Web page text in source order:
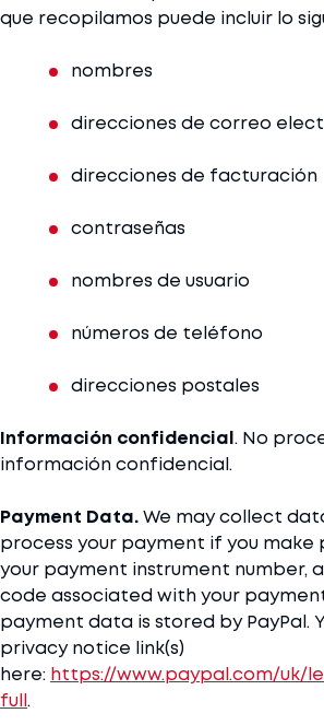
que recopilamos puede incluir lo
nombres
direcciones de correo
direcciones de facturación
contraseñas
nombres de usuario
números de teléfono
direcciones postales
Información confidencial. No
información confidencial.
Payment Data.We may collect
process your payment if you make
your payment instrument number,
code associated with your
payment data is stored by PayPal.
privacy notice link(s)
here: https://www.paypal.com/uk/
full.